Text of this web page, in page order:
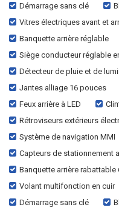
Démarrage sans clé
Vitres électriques avant et
Banquette arrière réglable
Siège conducteur réglable
Détecteur de pluie et de
Jantes alliage 16 pouces
Feux arrière à LED
Rétroviseurs extérieurs
Système de navigation MMI
Capteurs de stationnement
Banquette arrière rabattable
Volant multifonction en cuir
Démarrage sans clé